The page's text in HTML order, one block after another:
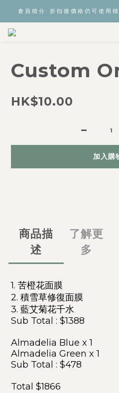
會 員 積 分 :  折 扣 後 價 格 仍 可 使 用
Custom
HK$10.00
加入購
商品描
述
了解更
多
1. 苦橙花面膜
2. 積雪草修復面膜
3. 藍艾菊花千水
Sub Total : $1388
Almadelia Blue x 1
Almadelia Green x 1
Sub Total : $478
Total $1866